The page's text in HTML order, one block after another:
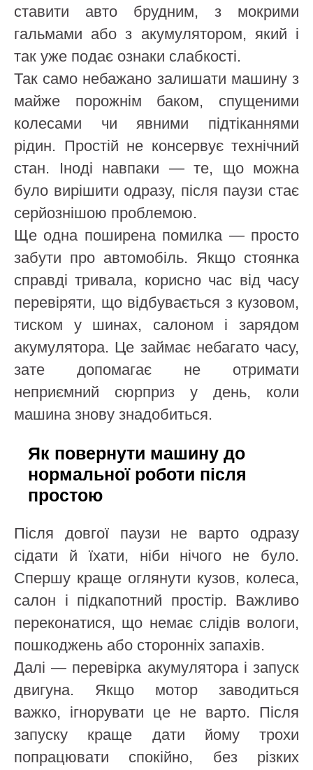
ставити авто брудним, з мокрими
гальмами або з акумулятором, який і
так уже подає ознаки слабкості.
Так само небажано залишати машину з
майже порожнім баком, спущеними
колесами чи явними підтіканнями
рідин. Простій не консервує технічний
стан. Іноді навпаки — те, що можна
було вирішити одразу, після паузи стає
серйознішою проблемою.
Ще одна поширена помилка — просто
забути про автомобіль. Якщо стоянка
справді тривала, корисно час від часу
перевіряти, що відбувається з кузовом,
тиском у шинах, салоном і зарядом
акумулятора. Це займає небагато часу,
зате допомагає не отримати
неприємний сюрприз у день, коли
машина знову знадобиться.
Як повернути машину до
нормальної роботи після
простою
Після довгої паузи не варто одразу
сідати й їхати, ніби нічого не було.
Спершу краще оглянути кузов, колеса,
салон і підкапотний простір. Важливо
переконатися, що немає слідів вологи,
пошкоджень або сторонніх запахів.
Далі — перевірка акумулятора і запуск
двигуна. Якщо мотор заводиться
важко, ігнорувати це не варто. Після
запуску краще дати йому трохи
попрацювати спокійно, без різких